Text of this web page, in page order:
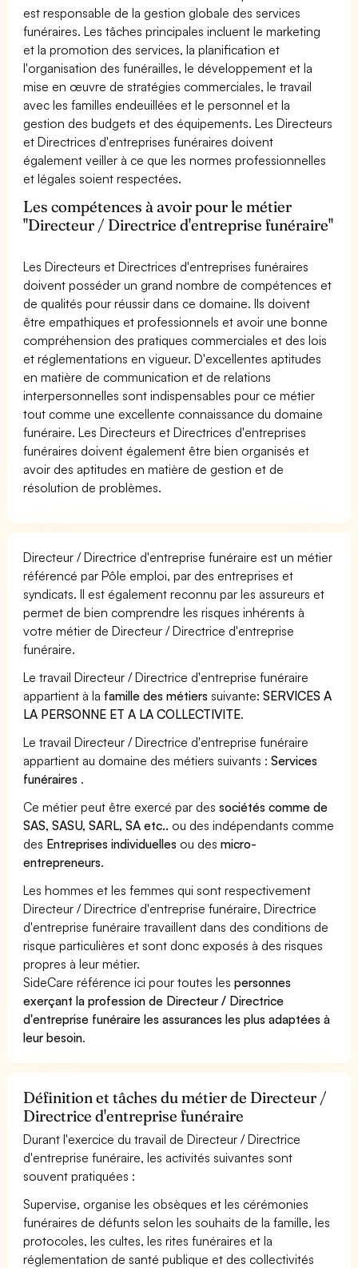
est responsable de la gestion globale des services
funéraires. Les tâches principales incluent le marketing
et la promotion des services, la planification et
l'organisation des funérailles, le développement et la
mise en œuvre de stratégies commerciales, le travail
avec les familles endeuillées et le personnel et la
gestion des budgets et des équipements. Les Directeurs
et Directrices d'entreprises funéraires doivent
également veiller à ce que les normes professionnelles
et légales soient respectées.
Les compétences à avoir pour le métier
"Directeur / Directrice d'entreprise funéraire"
Les Directeurs et Directrices d'entreprises funéraires
doivent posséder un grand nombre de compétences et
de qualités pour réussir dans ce domaine. Ils doivent
être empathiques et professionnels et avoir une bonne
compréhension des pratiques commerciales et des lois
et réglementations en vigueur. D'excellentes aptitudes
en matière de communication et de relations
interpersonnelles sont indispensables pour ce métier
tout comme une excellente connaissance du domaine
funéraire. Les Directeurs et Directrices d'entreprises
funéraires doivent également être bien organisés et
avoir des aptitudes en matière de gestion et de
résolution de problèmes.
Directeur / Directrice d'entreprise funéraire est un métier
référencé par Pôle emploi, par des entreprises et
syndicats. Il est également reconnu par les assureurs et
permet de bien comprendre les risques inhérents à
votre métier de Directeur / Directrice d'entreprise
funéraire.
Le travail Directeur / Directrice d'entreprise funéraire
appartient à la famille des métiers suivante:SERVICES A
LA PERSONNE ET A LA COLLECTIVITE.
Le travail Directeur / Directrice d'entreprise funéraire
appartient au domaine des métiers suivants :Services
funéraires .
Ce métier peut être exercé par dessociétés comme de
SAS, SASU, SARL, SA etc.. ou des indépendants comme
des Entreprises individuelles ou desmicro-
entrepreneurs.
Les hommes et les femmes qui sont respectivement
Directeur / Directrice d'entreprise funéraire, Directrice
d'entreprise funéraire travaillent dans des conditions de
risque particulières et sont donc exposés à des risques
propres à leur métier.
SideCare référence ici pour toutes lespersonnes
exerçant la profession de Directeur / Directrice
d'entreprise funéraire les assurances les plus adaptées à
leur besoin.
Définition et tâches du métier de Directeur /
Directrice d'entreprise funéraire
Durant l'exercice du travail de Directeur / Directrice
d'entreprise funéraire, les activités suivantes sont
souvent pratiquées :
Supervise, organise les obsèques et les cérémonies
funéraires de défunts selon les souhaits de la famille, les
protocoles, les cultes, les rites funéraires et la
réglementation de santé publique et des collectivités